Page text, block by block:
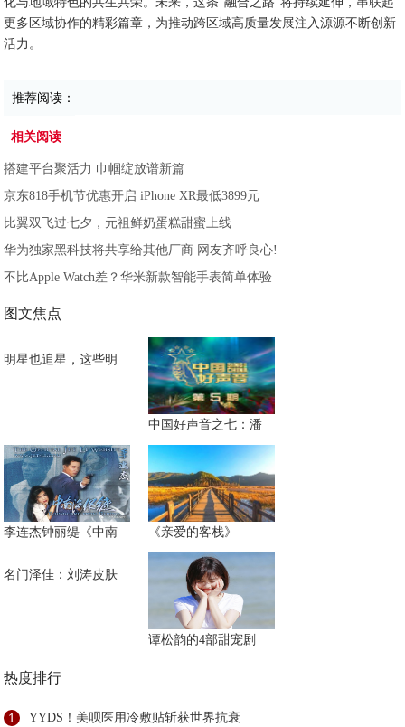
更多区域协作的精彩篇章，为推动跨区域高质量发展注入源源不断创新
活力。
推荐阅读：
相关阅读
搭建平台聚活力 巾帼绽放谱新篇
京东818手机节优惠开启 iPhone XR最低3899元
比翼双飞过七夕，元祖鲜奶蛋糕甜蜜上线
华为独家黑科技将共享给其他厂商 网友齐呼良心!
不比Apple Watch差？华米新款智能手表简单体验
图文焦点
明星也追星，这些明
中国好声音之七：潘
李连杰钟丽缇《中南 《亲爱的客栈》——
名门泽佳：刘涛皮肤
谭松韵的4部甜宠剧
热度排行
1 YYDS！美呗医用冷敷贴斩获世界抗衰